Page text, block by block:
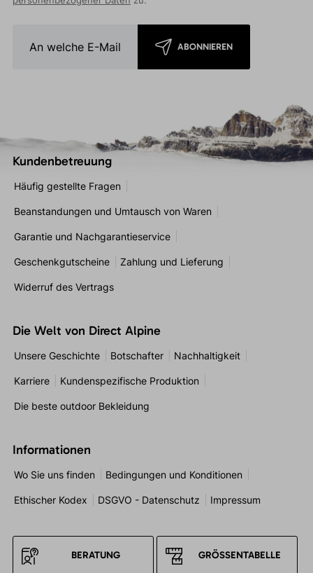
ABONNIEREN
Kundenbetreuung
Häufig gestellte Fragen
Beanstandungen und Umtausch von Waren
Garantie und Nachgarantieservice
Geschenkgutscheine Zahlung und Lieferung
Widerruf des Vertrags
Die Welt von Direct Alpine
Unsere Geschichte Botschafter Nachhaltigkeit
Karriere Kundenspezifische Produktion
Die beste outdoor Bekleidung
Informationen
Wo Sie uns finden Bedingungen und Konditionen
Ethischer Kodex DSGVO - Datenschutz Impressum
BERATUNG GRÖSSENTABELLE